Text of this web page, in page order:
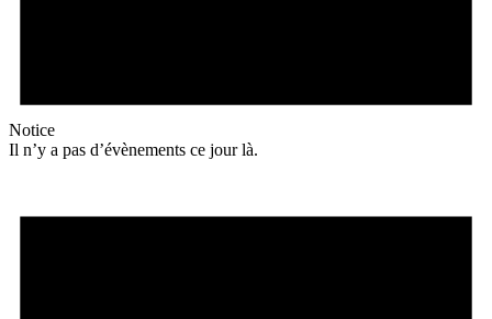
Notice
Il n’y a pas d’évènements ce jour là.